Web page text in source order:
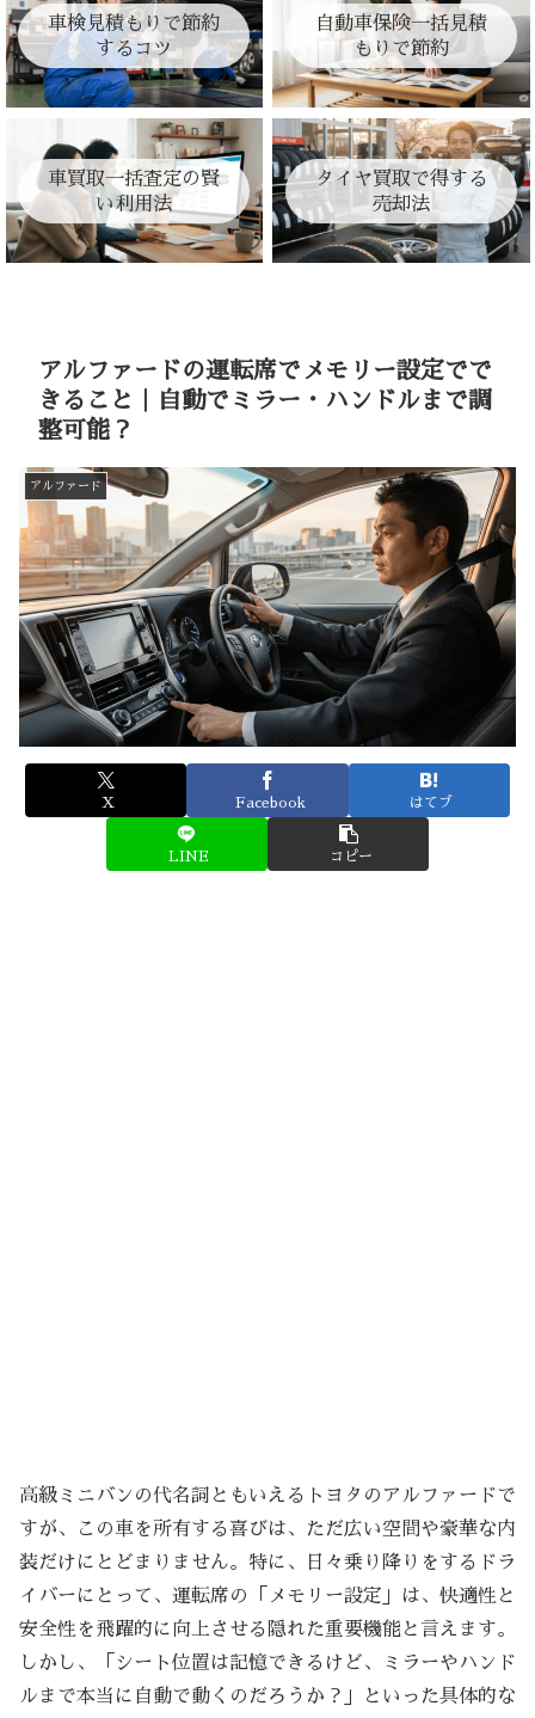
車検見積もりで節約
するコツ
自動車保険一括見積
もりで節約
車買取一括査定の賢
い利用法
タイヤ買取で得する
売却法
アルファードの運転席でメモリー設定でで
きること｜自動でミラー・ハンドルまで調
整可能？
アルファード
X Facebook はてブ
LINE コピー
高級ミニバンの代名詞ともいえるトヨタのアルファードで
すが、この車を所有する喜びは、ただ広い空間や豪華な内
装だけにとどまりません。特に、日々乗り降りをするドラ
イバーにとって、運転席の「メモリー設定」は、快適性と
安全性を飛躍的に向上させる隠れた重要機能と言えます。
しかし、「シート位置は記憶できるけど、ミラーやハンド
ルまで本当に自動で動くのだろうか？」といった具体的な